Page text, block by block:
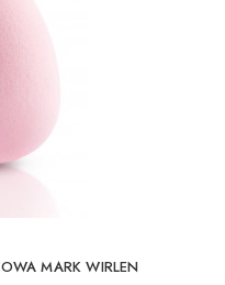
MARK WIRLEN